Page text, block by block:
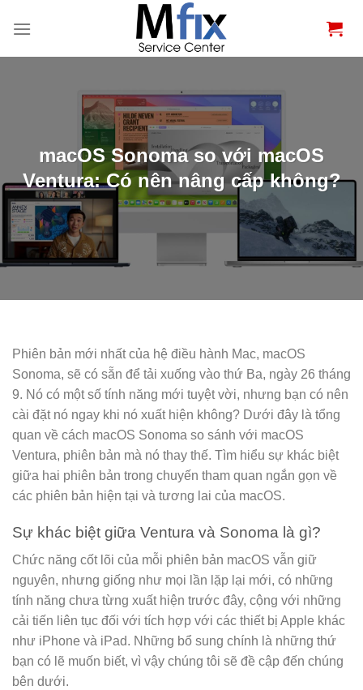
qua
macOS Sonoma so với macOS
Ventura: Có nên nâng cấp không?
Phiên bản mới nhất của hệ điều hành Mac, macOS
Sonoma, sẽ có sẵn để tải xuống vào thứ Ba, ngày 26 tháng
9. Nó có một số tính năng mới tuyệt vời, nhưng bạn có nên
cài đặt nó ngay khi nó xuất hiện không? Dưới đây là tổng
quan về cách macOS Sonoma so sánh với macOS
Ventura, phiên bản mà nó thay thế. Tìm hiểu sự khác biệt
giữa hai phiên bản trong chuyến tham quan ngắn gọn về
các phiên bản hiện tại và tương lai của macOS.
Sự khác biệt giữa Ventura và Sonoma là gì?
Chức năng cốt lõi của mỗi phiên bản macOS vẫn giữ
nguyên, nhưng giống như mọi lần lặp lại mới, có những
tính năng chưa từng xuất hiện trước đây, cộng với những
cải tiến liên tục đối với tích hợp với các thiết bị Apple khác
như iPhone và iPad. Những bổ sung chính là những thứ
bạn có lẽ muốn biết, vì vậy chúng tôi sẽ đề cập đến chúng
bên dưới.